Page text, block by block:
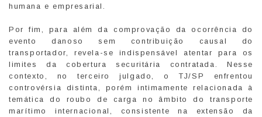
humana e empresarial.
Por fim, para além da comprovação da ocorrência do
evento danoso sem contribuição causal do
transportador, revela-se indispensável atentar para os
limites da cobertura securitária contratada. Nesse
contexto, no terceiro julgado, o TJ/SP enfrentou
controvérsia distinta, porém intimamente relacionada à
temática do roubo de carga no âmbito do transporte
marítimo internacional, consistente na extensão da